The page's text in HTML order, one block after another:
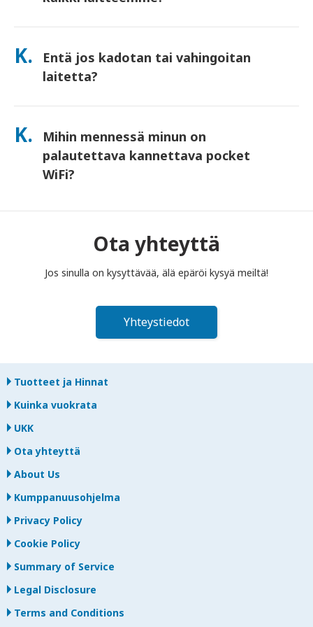
Kyllä—yhdistä jopa 10 laitetta kerralla (puhelimet, tabletit,
sisällytämme mukaan ilmaisen varavirtalähteen koko päivän
käyttöä varten.
K.
Entä jos kadotan tai vahingoitan
laitetta?
Voit lisätä Vakuutuksen kassalla kattamaan katoamisen tai
Jos jotain tapahtuu, ota meihin heti yhteyttä – autamme
sinua pysymään yhteydessä.
K.
Mihin mennessä minun on
palautettava kannettava pocket
WiFi?
puoleenpäivään mennessä. Jos palautat myöhässä, sinulta
veloitetaan maksu.Ota yhteyttä
Jos sinulla on kysyttävää, älä epäröi kysyä meiltä!
Yhteystiedot
Tuotteet ja Hinnat
Kuinka vuokrata
UKK
Ota yhteyttä
About Us
Kumppanuusohjelma
Privacy Policy
Cookie Policy
Summary of Service
Legal Disclosure
Terms and Conditions